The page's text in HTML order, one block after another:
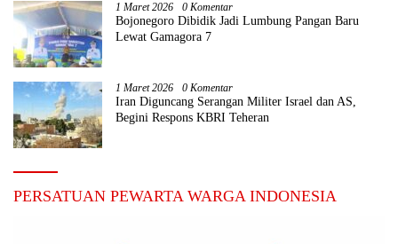
1 Maret 2026 0 Komentar
Bojonegoro Dibidik Jadi Lumbung Pangan Baru
Lewat Gamagora 7
1 Maret 2026 0 Komentar
Iran Diguncang Serangan Militer Israel dan AS,
Begini Respons KBRI Teheran
PERSATUAN PEWARTA WARGA INDONESIA